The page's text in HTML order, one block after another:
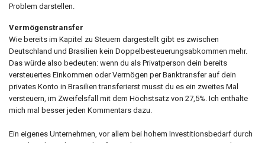
Problem darstellen.
Vermögenstransfer
Wie bereits im Kapitel zu Steuern dargestellt gibt es zwischen
Deutschland und Brasilien kein Doppelbesteuerungsabkommen mehr.
Das würde also bedeuten: wenn du als Privatperson dein bereits
versteuertes Einkommen oder Vermögen per Banktransfer auf dein
privates Konto in Brasilien transferierst musst du es ein zweites Mal
versteuern, im Zweifelsfall mit dem Höchstsatz von 27,5%. Ich enthalte
mich mal besser jeden Kommentars dazu.
Ein eigenes Unternehmen, vor allem bei hohem Investitionsbedarf durch